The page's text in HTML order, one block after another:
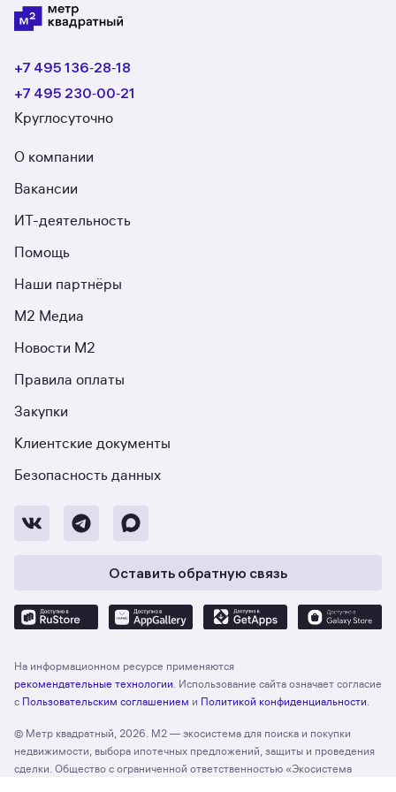
+7 495 136‑28‑18
+7 495 230‑00‑21
Круглосуточно
О компании
Вакансии
ИТ-деятельность
Помощь
Наши партнёры
М2 Медиа
Новости М2
Правила оплаты
Закупки
Клиентские документы
Безопасность данных
Оставить обратную связь
На информационном ресурсе применяются
рекомендательные технологии . Использование сайта означает согласие
с Пользовательским соглашением и Политикой конфиденциальности
© Метр квадратный, 2026. М2 — экосистема для поиска и покупки
недвижимости, выбора ипотечных предложений, защиты и проведения
сделки. Общество с ограниченной ответственностью «Экосистема